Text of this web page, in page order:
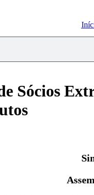
Sócios